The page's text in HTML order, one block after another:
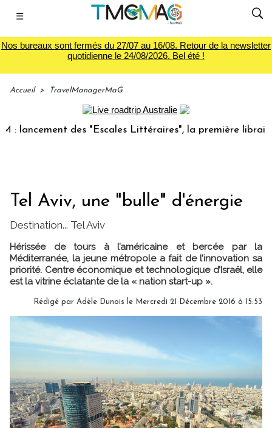
☰
Nos bureaux sont fermés du 27/07 au 16/08. Retour de la newsletter
quotidienne le 24/08/2026. Bel été !
Accueil > TravelManagerMaG
des "Escales Littéraires", la première librairie du voyage
Tel Aviv, une "bulle" d'énergie
Destination... Tel Aviv
Hérissée de tours à l’américaine et bercée par la
Méditerranée, la jeune métropole a fait de l’innovation sa
priorité. Centre économique et technologique d’Israël, elle
est la vitrine éclatante de la « nation start-up ».
Rédigé par Adèle Dunois le Mercredi 21 Décembre 2016 à 15:53